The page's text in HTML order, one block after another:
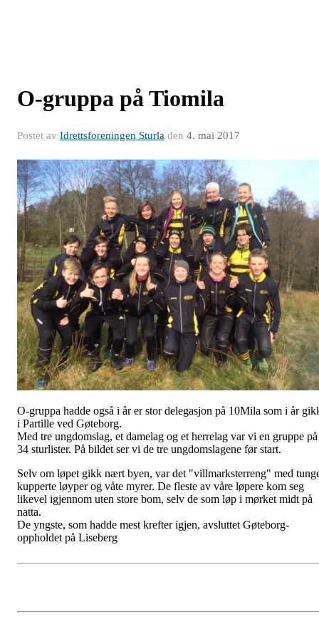
O-gruppa på Tiomila
Postet av Idrettsforeningen Sturla den 4. mai 2017
O-gruppa hadde også i år er stor delegasjon på 10Mila som i år
i Partille ved Gøteborg.
Med tre ungdomslag, et damelag og et herrelag var vi en gruppe på
34 sturlister. På bildet ser vi de tre ungdomslagene før start.
Selv om løpet gikk nært byen, var det "villmarksterreng" med
kupperte løyper og våte myrer. De fleste av våre løpere kom seg
likevel igjennom uten store bom, selv de som løp i mørket midt på
natta.
De yngste, som hadde mest krefter igjen, avsluttet Gøteborg-
oppholdet på Liseberg